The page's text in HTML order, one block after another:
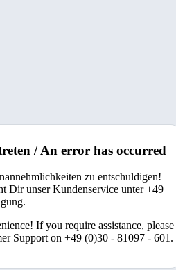
/ An error has occurred
zu entschuldigen!
Dir unser Kundenservice unter +49
If you require assistance, please
Support on +49 (0)30 - 81097 - 601.